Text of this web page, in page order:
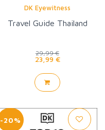
DK Eyewitness
Travel Guide Thailand
29,99 €
23,99 €
-20%